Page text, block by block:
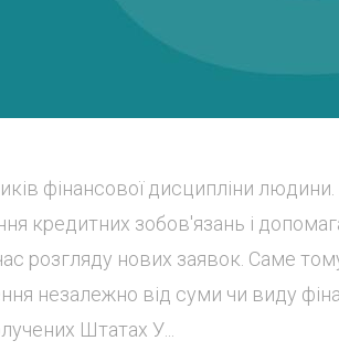
фінансової дисципліни
кредитних зобов'язань і
розгляду нових заявок. Саме
незалежно від суми чи виду
Штатах У...